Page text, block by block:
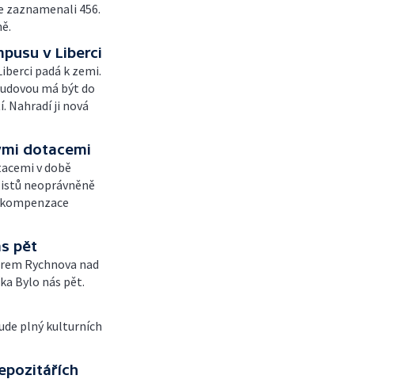
zaznamenali 456.
v Liberci
padá k zemi.
má být do
Nahradí ji nová
dotacemi
v době
neoprávněně
pět
Rychnova nad
Bylo nás pět.
plný kulturních